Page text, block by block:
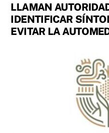
LLAMAN
IDENTIFICAR
EVITAR LA